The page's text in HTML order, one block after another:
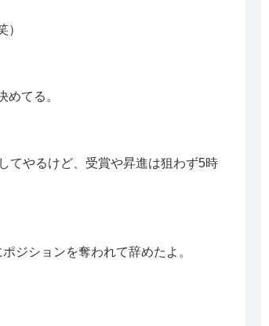
てる。
てやるけど、受賞や昇進は狙わず5時
ジションを奪われて辞めたよ。